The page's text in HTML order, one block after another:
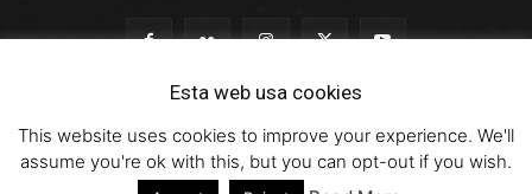
© 2011-2023 The World Thru My Eyes - Travel Magazine (Versión 4.0)
Esta web usa cookies
This website uses cookies to improve your experience. We'll
assume you're ok with this, but you can opt-out if you wish.